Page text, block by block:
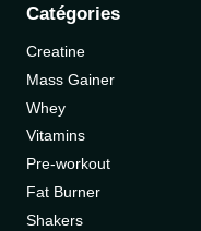
Catégories
Creatine
Mass Gainer
Whey
Vitamins
Pre-workout
Fat Burner
Shakers